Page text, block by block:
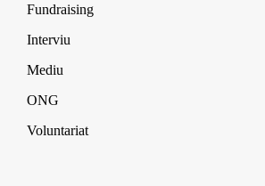
Fundraising
Interviu
Mediu
ONG
Voluntariat